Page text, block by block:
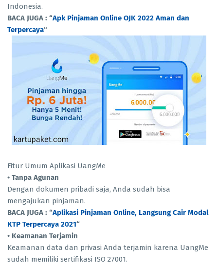
Indonesia.
BACA JUGA : “Apk Pinjaman Online OJK 2022 Aman dan
Terpercaya“
Fitur Umum Aplikasi UangMe
• Tanpa Agunan
Dengan dokumen pribadi saja, Anda sudah bisa
mengajukan pinjaman.
BACA JUGA : “Aplikasi Pinjaman Online, Langsung Cair Modal
KTP Terpercaya 2021“
• Keamanan Terjamin
Keamanan data dan privasi Anda terjamin karena UangMe
sudah memiliki sertifikasi ISO 27001.